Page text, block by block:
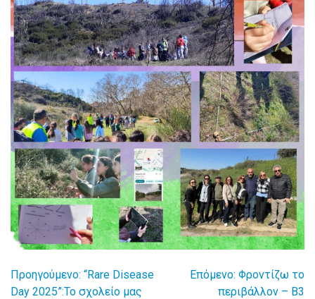
Πλοήγηση
Προηγούμενο: “Rare Disease
Day 2025”:Το σχολείο μας
Επόμενο: Φροντίζω το
περιβάλλον – Β3